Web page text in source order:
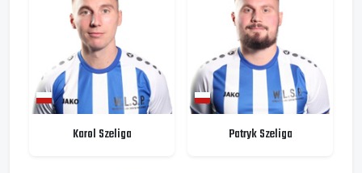
Karol Szeliga Patryk Szeliga